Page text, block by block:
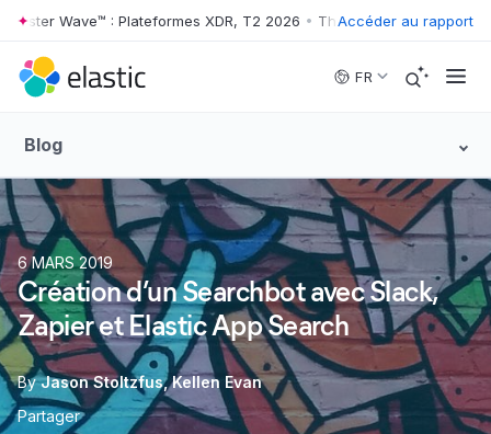
Skip to main content
Wave™ : Plateformes XDR, T2 2026 • The Forrester Wave™ :
Accéder au rapport
FR
Blog
6 MARS 2019
Création d’un Searchbot avec Slack,
Zapier et Elastic App Search
By Jason Stoltzfus Kellen Evan
Partager